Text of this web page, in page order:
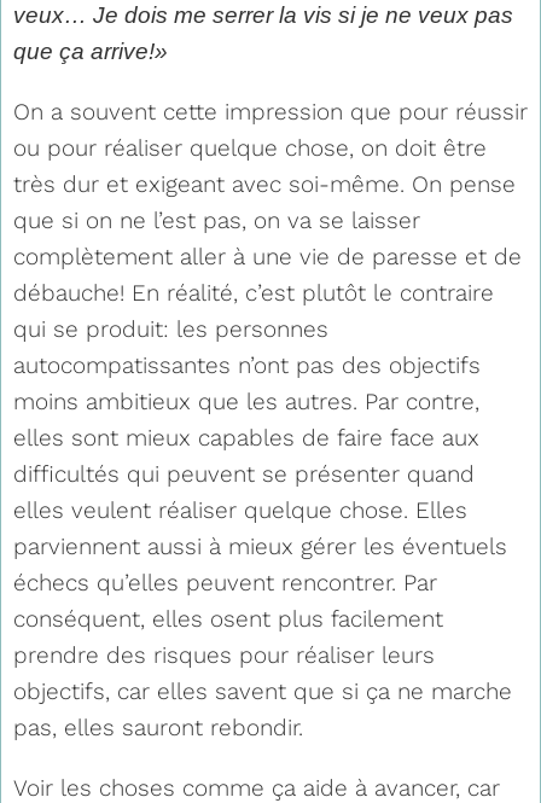
veux… Je dois me serrer la vis si je ne veux pas
que ça arrive!»
On a souvent cette impression que pour réussir
ou pour réaliser quelque chose, on doit être
très dur et exigeant avec soi-même. On pense
que si on ne l’est pas, on va se laisser
complètement aller à une vie de paresse et de
débauche! En réalité, c’est plutôt le contraire
qui se produit: les personnes
autocompatissantes n’ont pas des objectifs
moins ambitieux que les autres. Par contre,
elles sont mieux capables de faire face aux
difficultés qui peuvent se présenter quand
elles veulent réaliser quelque chose. Elles
parviennent aussi à mieux gérer les éventuels
échecs qu’elles peuvent rencontrer. Par
conséquent, elles osent plus facilement
prendre des risques pour réaliser leurs
objectifs, car elles savent que si ça ne marche
pas, elles sauront rebondir.
Voir les choses comme ça aide à avancer, car